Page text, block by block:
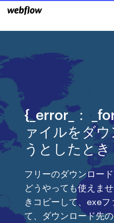
{_error_：
ァイルをダ
うとしたとき
フリーのダウンロー
どうやっても使えま
きコピーして、exe
て、ダウンロード先